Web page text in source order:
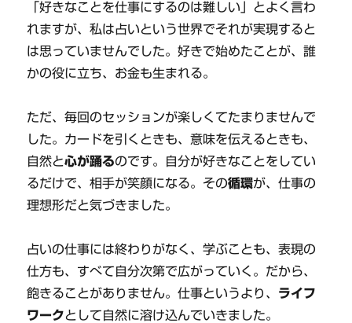
「好きなことを仕事にするのは難しい」とよく言わ
れますが、私は占いという世界でそれが実現すると
は思っていませんでした。好きで始めたことが、誰
かの役に立ち、お金も生まれる。
ただ、毎回のセッションが楽しくてたまりませんで
した。カードを引くときも、意味を伝えるときも、
自然と心が踊るのです。自分が好きなことをしてい
るだけで、相手が笑顔になる。その循環が、仕事の
理想形だと気づきました。
占いの仕事には終わりがなく、学ぶことも、表現の
仕方も、すべて自分次第で広がっていく。だから、
飽きることがありません。仕事というより、 ライフ
ワークとして自然に溶け込んでいきました。